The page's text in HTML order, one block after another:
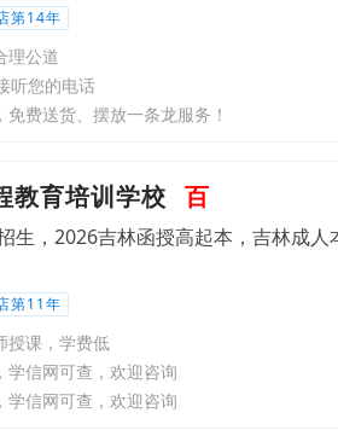
第14年
理公道
听您的电话
费送货、摆放一条龙服务！
教育培训学校 百
生，2026吉林函授高起本，吉林成人
第11年
授课，学费低
学信网可查，欢迎咨询
学信网可查，欢迎咨询